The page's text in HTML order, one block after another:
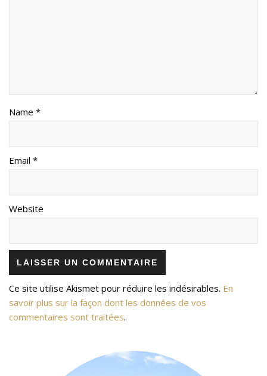
Name *
Email *
Website
Ce site utilise Akismet pour réduire les indésirables. En
savoir plus sur la façon dont les données de vos
commentaires sont traitées.